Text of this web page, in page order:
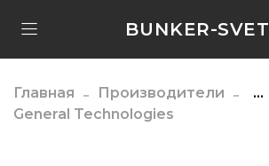
BUNKER-SVET
Главная Производители
...
General Technologies